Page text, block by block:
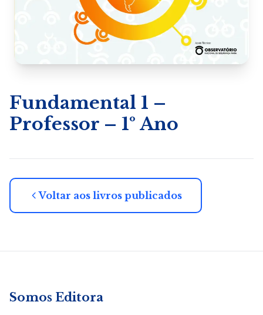
Fundamental 1 –
Professor – 1º Ano
Voltar aos livros publicados
Somos Editora